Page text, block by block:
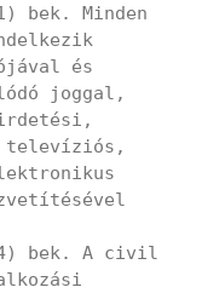
Minden
és
joggal,
televíziós,
bek. A civil